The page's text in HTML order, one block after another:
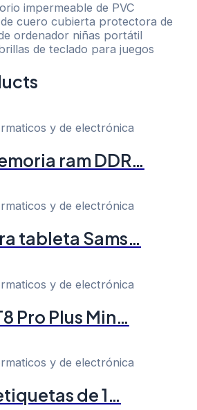
impermeable de PVC
cuero cubierta protectora de
ordenador niñas portátil
de teclado para juegos
y de electrónica
ram DDR…
y de electrónica
tableta Sams…
y de electrónica
Pro Plus Min…
y de electrónica
de 1…